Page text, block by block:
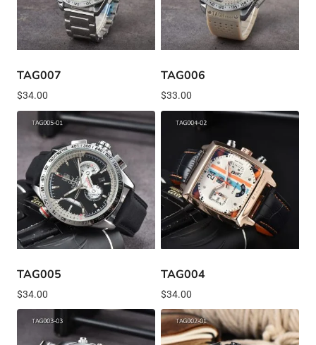
TAG007
$34.00
TAG006
$33.00
TAG005
$34.00
TAG004
$34.00